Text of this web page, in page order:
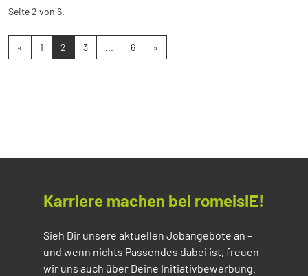
Seite 2 von 6.
« 1 2 3 ... 6 »
Karriere machen bei romeisIE!
Sieh Dir unsere aktuellen Jobangebote an –
und wenn nichts Passendes dabei ist, freuen
wir uns auch über Deine Initiativbewerbung.